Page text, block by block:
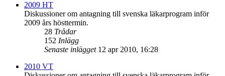
2009 HT
Diskussioner om antagning till svenska läkarprogram inför
2009 års hösttermin.
28 Trådar
152 Inlägg
Senaste inlägget 12 apr 2010, 16:28
2010 VT